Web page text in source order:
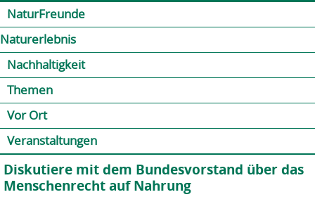
NaturFreunde
Naturerlebnis
Nachhaltigkeit
Themen
Vor Ort
Veranstaltungen
Diskutiere mit dem Bundesvorstand über das
Menschenrecht auf Nahrung